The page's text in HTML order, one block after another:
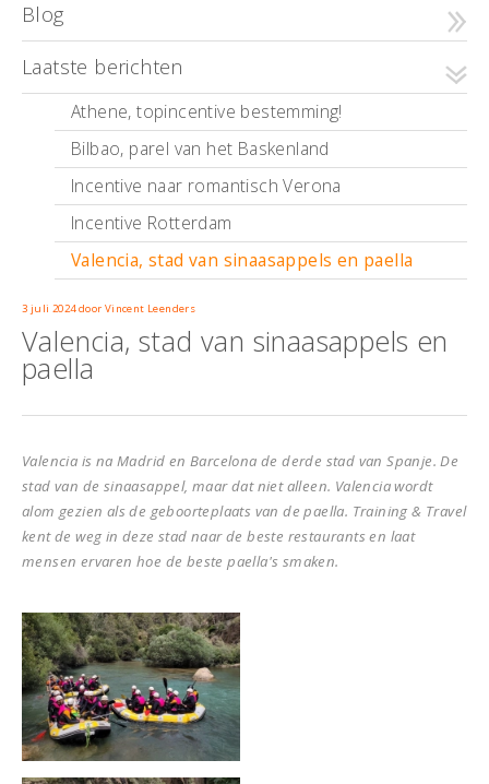
Blog
Laatste berichten
Athene, topincentive bestemming!
Bilbao, parel van het Baskenland
Incentive naar romantisch Verona
Incentive Rotterdam
Valencia, stad van sinaasappels en paella
3 juli 2024door Vincent Leenders
Valencia, stad van sinaasappels en
paella
Valencia is na Madrid en Barcelona de derde stad van Spanje. De
stad van de sinaasappel, maar dat niet alleen. Valencia wordt
alom gezien als de geboorteplaats van de paella. Training & Travel
kent de weg in deze stad naar de beste restaurants en laat
mensen ervaren hoe de beste paella's smaken.